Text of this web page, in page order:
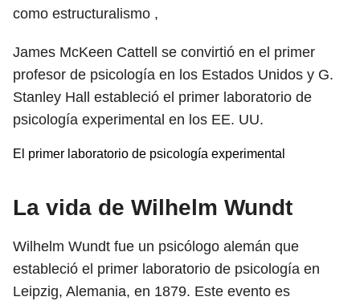
como estructuralismo ,
James McKeen Cattell se convirtió en el primer
profesor de psicología en los Estados Unidos y G.
Stanley Hall estableció el primer laboratorio de
psicología experimental en los EE. UU.
El primer laboratorio de psicología experimental
La vida de Wilhelm Wundt
Wilhelm Wundt fue un psicólogo alemán que
estableció el primer laboratorio de psicología en
Leipzig, Alemania, en 1879. Este evento es